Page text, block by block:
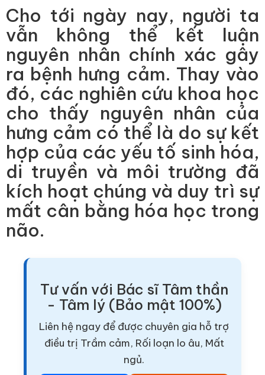
Cho tới ngày nay, người ta
vẫn không thể kết luận
nguyên nhân chính xác gây
ra bệnh hưng cảm. Thay vào
đó, các nghiên cứu khoa học
cho thấy nguyên nhân của
hưng cảm có thể là do sự kết
hợp của các yếu tố sinh hóa,
di truyền và môi trường đã
kích hoạt chúng và duy trì sự
mất cân bằng hóa học trong
não.
Tư vấn với Bác sĩ Tâm thần
- Tâm lý (Bảo mật 100%)
Liên hệ ngay để được chuyên gia hỗ trợ
điều trị Trầm cảm, Rối loạn lo âu, Mất
ngủ.